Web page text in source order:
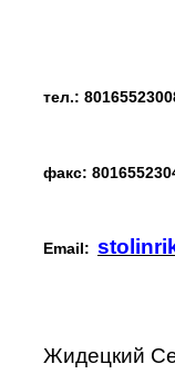
тел.:
факс:
Email:
Жидецкий